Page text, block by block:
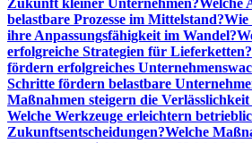
Zukunft kleiner Unternehmen?Welche
belastbare Prozesse im Mittelstand?Wie
ihre Anpassungsfähigkeit im Wandel?
erfolgreiche Strategien für Lieferketten?
fördern erfolgreiches
Schritte fördern belastbare
Maßnahmen steigern die
Welche Werkzeuge erleichtern
Zukunftsentscheidungen?Welche